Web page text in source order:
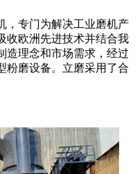
，专门为解决工业磨机产
收欧洲先进技术并结合我
造理念和市场需求，经过
粉磨设备。立磨采用了合